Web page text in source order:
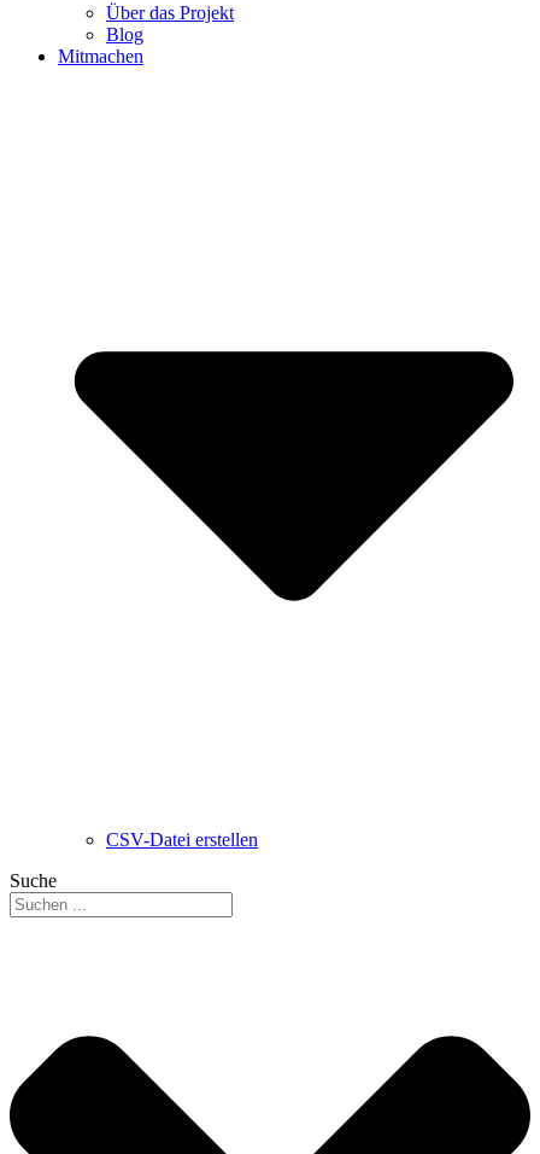
Über das Projekt
Blog
Mitmachen
CSV-Datei erstellen
Suche